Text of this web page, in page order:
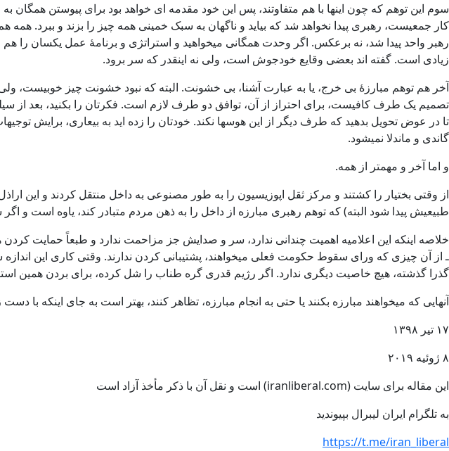
سوم این توهم که چون اینها با هم متفاوتند، پس این خود مقدمه ای خواهد بود برای پیوستن
کار جمعیست، رهبری پیدا نخواهد شد که بیاید و ناگهان به سبک خمینی همه چیز را بزند و ببرد.
رهبر واحد پیدا شد، نه برعکس. اگر وحدت همگانی میخواهید و استراتژی و برنامۀ عمل یکسان را هم
زیادی است. گفته اند بعضی وقایع خودجوش است، ولی نه اینقدر که سر برود.
آخر هم توهم مبارزۀ بی خرج، یا به عبارت آشنا، بی خشونت. البته که نبود خشونت چیز
تصمیم یک طرف کافیست، برای احتراز از آن، توافق دو طرف لازم است. فکرتان را بکنید، بعد از
تا در عوض تحویل بدهید که طرف دیگر از این هوسها نکند. خودتان را زده اید به بیعاری، برایش
گاندی و ماندلا نمیشود.
و اما آخر و مهمتر از همه.
از وقتی بختیار را کشتند و مرکز ثقل اپوزیسیون را به طور مصنوعی به داخل منتقل کردند و
طبیعیش پیدا شود البته) که توهم رهبری مبارزه از داخل را به ذهن مردم متبادر کند، یاوه است
خلاصه اینکه این اعلامیه اهمیت چندانی ندارد، سر و صدایش جز مزاحمت ندارد و طبعاً حمایت
ـ از آن چیزی که ورای سقوط حکومت فعلی میخواهند، پشتیبانی کردن ندارند. وقتی کاری این
گذرا گذشته، هیچ خاصیت دیگری ندارد. اگر رژیم قدری گره طناب را شل کرده، برای بردن همین
آنهایی که میخواهند مبارزه بکنند یا حتی به انجام مبارزه، تظاهر کنند، بهتر است به جای اینکه با
۱۷ تیر ۱۳۹۸
۸ ژوئیه ۲۰۱۹
این مقاله برای سایت (iranliberal.com) است و نقل آن با ذکر مأخذ آزاد است
به تلگرام ایران لیبرال بپیوندید
https://t.me/iran_liberal